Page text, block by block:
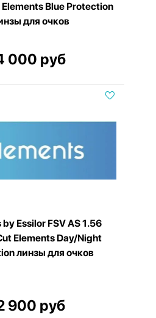
Elements Blue Protection
для очков
000 руб
Essilor FSV AS 1.56
Elements Day/Night
линзы для очков
900 руб